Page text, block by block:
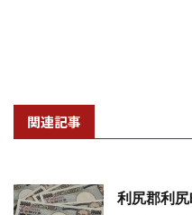
関連記事
利尻郡利